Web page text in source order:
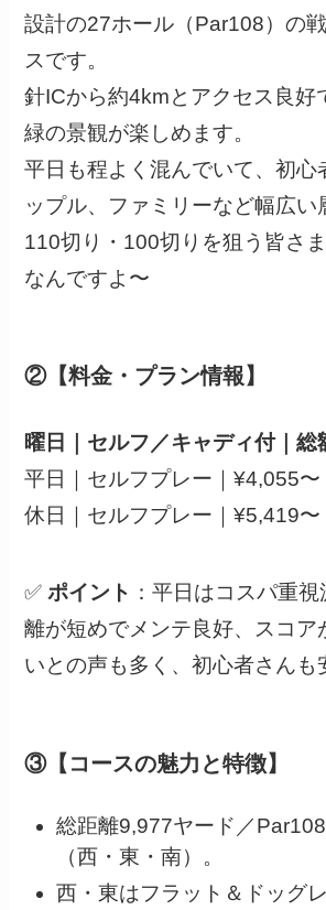
設計の27ホール（Par108）の
スです。
針ICから約4kmとアクセス良好
緑の景観が楽しめます。
平日も程よく混んでいて、初心
ップル、ファミリーなど幅広い
110切り・100切りを狙う皆さ
なんですよ〜
②【料金・プラン情報】
曜日｜セルフ／キャディ付｜総
平日｜セルフプレー｜¥4,055〜
休日｜セルフプレー｜¥5,419〜
✅ポイント ：平日はコスパ重
離が短めでメンテ良好、スコア
いとの声も多く、初心者さんも
③【コースの魅力と特徴】
総距離9,977ヤード／
（西・東・南）。
西・東はフラット＆ドッグ